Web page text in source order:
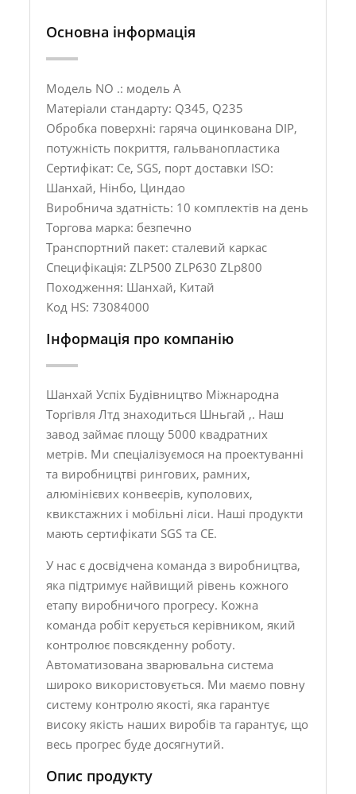
Основна інформація
Модель NO .: модель A
Матеріали стандарту: Q345, Q235
Обробка поверхні: гаряча оцинкована DIP,
потужність покриття, гальванопластика
Сертифікат: Ce, SGS, порт доставки ISO:
Шанхай, Нінбо, Циндао
Виробнича здатність: 10 комплектів на день
Торгова марка: безпечно
Транспортний пакет: сталевий каркас
Специфікація: ZLP500 ZLP630 ZLp800
Походження: Шанхай, Китай
Код HS: 73084000
Інформація про компанію
Шанхай Успіх Будівництво Міжнародна
Торгівля Лтд знаходиться Шньгай ,. Наш
завод займає площу 5000 квадратних
метрів. Ми спеціалізуємося на проектуванні
та виробництві рингових, рамних,
алюмінієвих конвеєрів, куполових,
квикстажних і мобільні ліси. Наші продукти
мають сертифікати SGS та CE.
У нас є досвідчена команда з виробництва,
яка підтримує найвищий рівень кожного
етапу виробничого прогресу. Кожна
команда робіт керується керівником, який
контролює повсякденну роботу.
Автоматизована зварювальна система
широко використовується. Ми маємо повну
систему контролю якості, яка гарантує
високу якість наших виробів та гарантує, що
весь прогрес буде досягнутий.
Опис продукту